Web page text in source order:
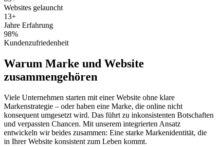
Websites gelauncht
13+
Jahre Erfahrung
98%
Kundenzufriedenheit
Warum Marke und Website
zusammengehören
Viele Unternehmen starten mit einer Website ohne klare
Markenstrategie – oder haben eine Marke, die online nicht
konsequent umgesetzt wird. Das führt zu inkonsistenten Botschaften
und verpassten Chancen. Mit unserem integrierten Ansatz
entwickeln wir beides zusammen: Eine starke Markenidentität, die
in Ihrer Website konsistent zum Leben kommt.